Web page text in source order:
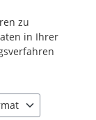
zu
in Ihrer